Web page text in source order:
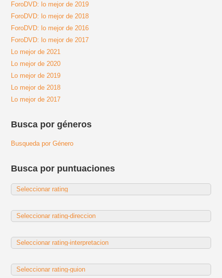
ForoDVD: lo mejor de 2019
ForoDVD: lo mejor de 2018
ForoDVD: lo mejor de 2016
ForoDVD: lo mejor de 2017
Lo mejor de 2021
Lo mejor de 2020
Lo mejor de 2019
Lo mejor de 2018
Lo mejor de 2017
Busca por géneros
Busqueda por Género
Busca por puntuaciones